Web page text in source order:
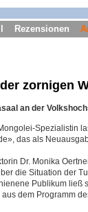
Rezensionen
zornigen
an der
Spezialistin
das als
Dr. Monika
die Situation der
Publikum ließ
dem Programm